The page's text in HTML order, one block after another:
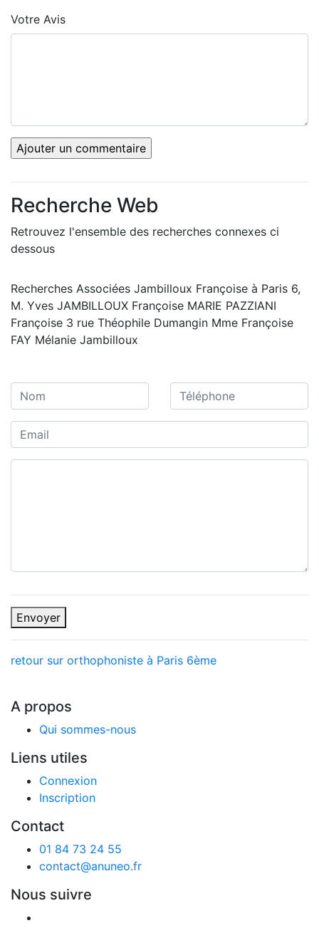
Votre Avis
Recherche Web
Retrouvez l'ensemble des recherches connexes ci
dessous
Recherches Associées Jambilloux Françoise à Paris 6,
M. Yves JAMBILLOUX Françoise MARIE PAZZIANI
Françoise 3 rue Théophile Dumangin Mme Françoise
FAY Mélanie Jambilloux
Envoyer
retour sur orthophoniste à Paris 6ème
A propos
Qui sommes-nous
Liens utiles
Connexion
Inscription
Contact
01 84 73 24 55
contact@anuneo.fr
Nous suivre